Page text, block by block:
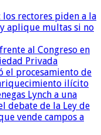
rectores piden a la
aplique multas si no
al Congreso en
Privada
el procesamiento de
ilícito
Lynch a una
debate de la Ley de
vende campos a